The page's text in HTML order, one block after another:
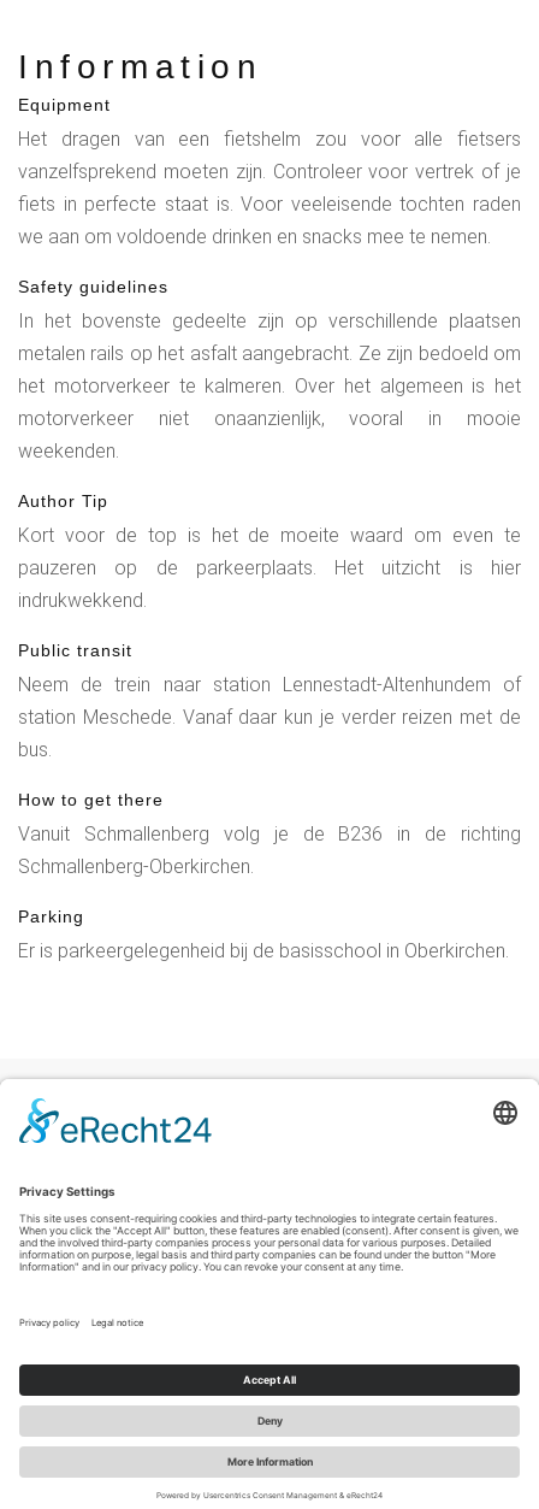
Information
Equipment
Het dragen van een fietshelm zou voor alle fietsers
vanzelfsprekend moeten zijn. Controleer voor vertrek of je
fiets in perfecte staat is. Voor veeleisende tochten raden
we aan om voldoende drinken en snacks mee te nemen.
Safety guidelines
In het bovenste gedeelte zijn op verschillende plaatsen
metalen rails op het asfalt aangebracht. Ze zijn bedoeld om
het motorverkeer te kalmeren. Over het algemeen is het
motorverkeer niet onaanzienlijk, vooral in mooie
weekenden.
Author Tip
Kort voor de top is het de moeite waard om even te
pauzeren op de parkeerplaats. Het uitzicht is hier
indrukwekkend.
Public transit
Neem de trein naar station Lennestadt-Altenhundem of
station Meschede. Vanaf daar kun je verder reizen met de
bus.
How to get there
Vanuit Schmallenberg volg je de B236 in de richting
Schmallenberg-Oberkirchen.
Parking
Er is parkeergelegenheid bij de basisschool in Oberkirchen.
Colofon|Privacyverklaring|Verklaring inzake toegankelijkheid
Contact
Sauerland-Tourismus e.V.
Cookie-Einstellungen